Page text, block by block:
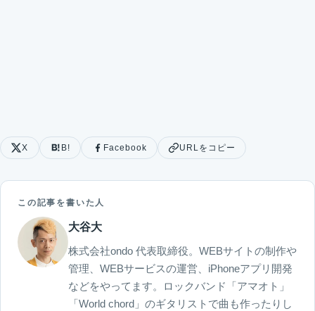
X B! Facebook URLをコピー
この記事を書いた人
大谷大
株式会社ondo 代表取締役。WEBサイトの制作や
管理、WEBサービスの運営、iPhoneアプリ開発
などをやってます。ロックバンド「アマオト」
「World chord」のギタリストで曲も作ったりし